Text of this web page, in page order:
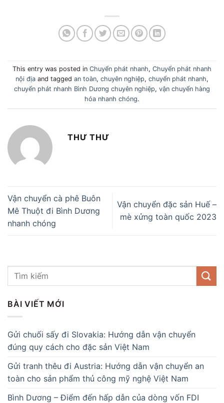
This entry was posted in Chuyển phát nhanh, Chuyển phát nhanh
nội địa and tagged an toàn, chuyên nghiệp, chuyển phát nhanh,
chuyển phát nhanh Bình Dương chuyên nghiệp, vận chuyển hàng
hóa nhanh chóng.
THƯ THƯ
Vận chuyển cà phê Buôn
Mê Thuột đi Bình Dương
nhanh chóng
Vận chuyển đặc sản Huế –
mè xửng toàn quốc 2023
BÀI VIẾT MỚI
Gửi chuối sấy đi Slovakia: Hướng dẫn vận chuyển
đúng quy cách cho đặc sản Việt Nam
Gửi tranh thêu đi Austria: Hướng dẫn vận chuyển an
toàn cho sản phẩm thủ công mỹ nghệ Việt Nam
Bình Dương – Điểm đến hấp dẫn của dòng vốn FDI